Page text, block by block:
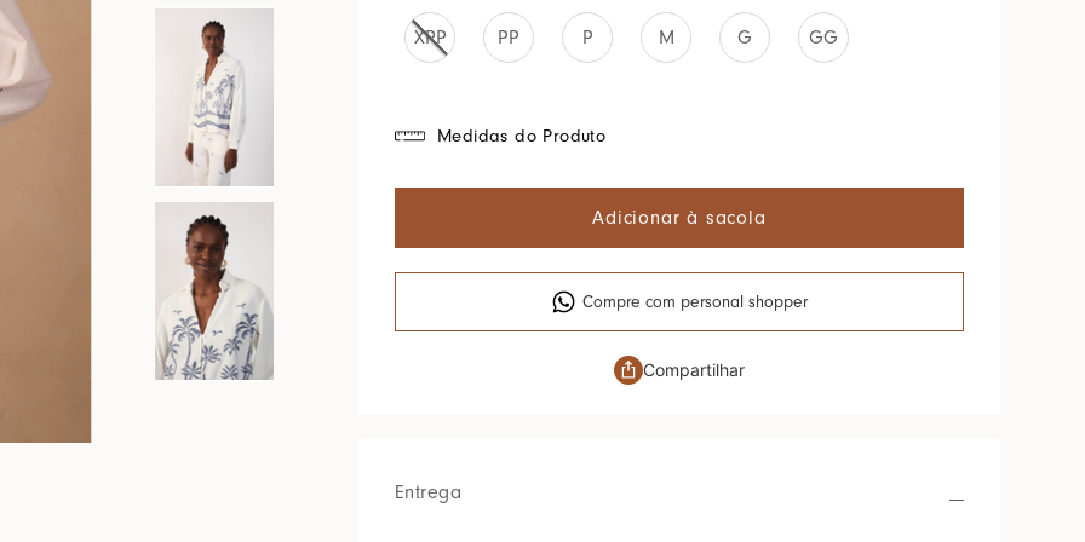
XPP PP P M G GG
Medidas do Produto
Adicionar à sacola
Compre com personal shopper
Compartilhar
Entrega